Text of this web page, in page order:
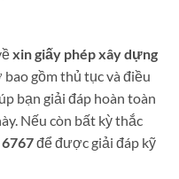
xin giấy phép xây dựng
gồm thủ tục và điều
bạn giải đáp hoàn toàn
Nếu còn bất kỳ thắc
để được giải đáp kỹ